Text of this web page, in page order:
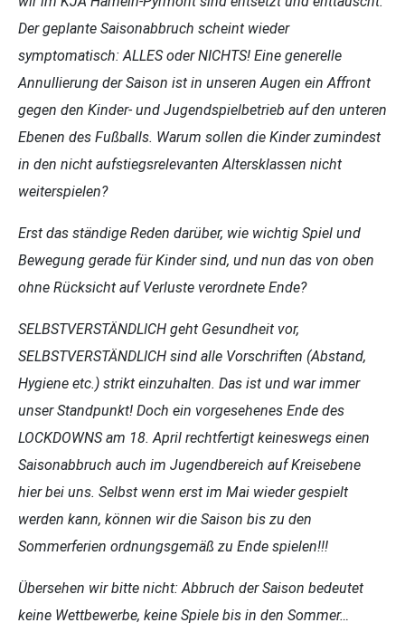
Der geplante Saisonabbruch scheint wieder
symptomatisch: ALLES oder NICHTS! Eine generelle
Annullierung der Saison ist in unseren Augen ein Affront
gegen den Kinder- und Jugendspielbetrieb auf den unteren
Ebenen des Fußballs. Warum sollen die Kinder zumindest
in den nicht aufstiegsrelevanten Altersklassen nicht
weiterspielen?
Erst das ständige Reden darüber, wie wichtig Spiel und
Bewegung gerade für Kinder sind, und nun das von oben
ohne Rücksicht auf Verluste verordnete Ende?
SELBSTVERSTÄNDLICH geht Gesundheit vor,
SELBSTVERSTÄNDLICH sind alle Vorschriften (Abstand,
Hygiene etc.) strikt einzuhalten. Das ist und war immer
unser Standpunkt! Doch ein vorgesehenes Ende des
LOCKDOWNS am 18. April rechtfertigt keineswegs einen
Saisonabbruch auch im Jugendbereich auf Kreisebene
hier bei uns. Selbst wenn erst im Mai wieder gespielt
werden kann, können wir die Saison bis zu den
Sommerferien ordnungsgemäß zu Ende spielen!!!
Übersehen wir bitte nicht: Abbruch der Saison bedeutet
keine Wettbewerbe, keine Spiele bis in den Sommer…